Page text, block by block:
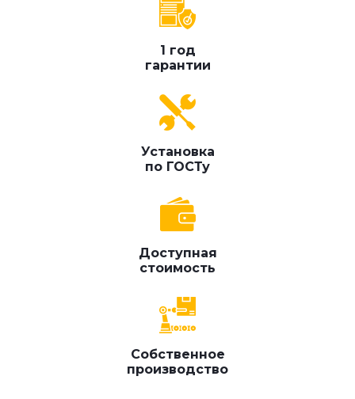
1 год
гарантии
Установка
по ГОСТу
Доступная
стоимость
Собственное
производство